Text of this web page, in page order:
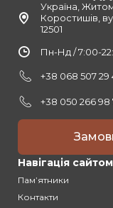
Україна,
Коростишів,
12501
Пн-Нд / 7:00-
+38 068 507 29
+38 050 266 98
Навігація
Памʼятники
Контакти